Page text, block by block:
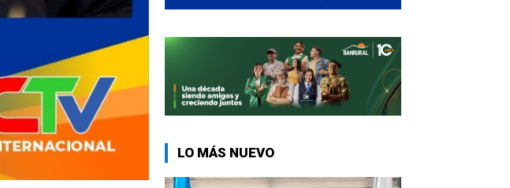
LO MÁS NUEVO